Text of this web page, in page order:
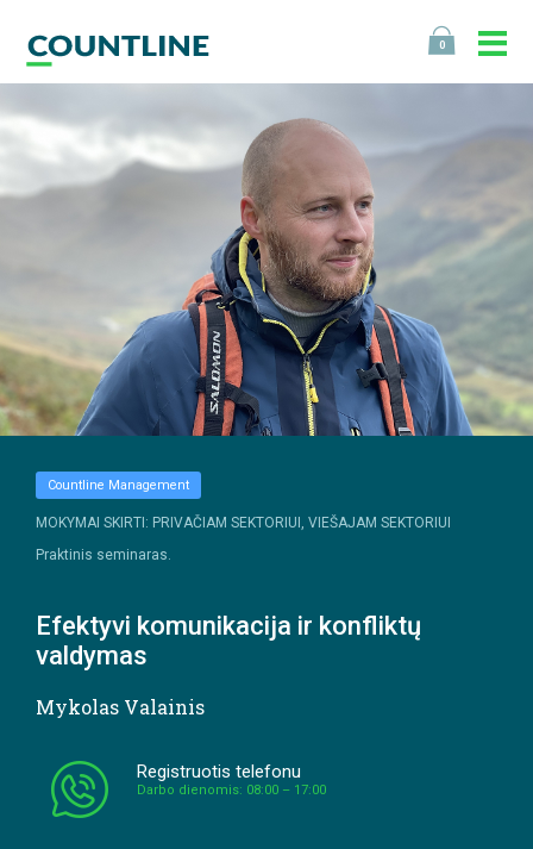
0
Countline Management
MOKYMAI SKIRTI: PRIVAČIAM SEKTORIUI, VIEŠAJAM SEKTORIUI
Praktinis seminaras.
Efektyvi komunikacija ir konfliktų
valdymas
Mykolas Valainis
Registruotis telefonu
Darbo dienomis: 08:00 – 17:00